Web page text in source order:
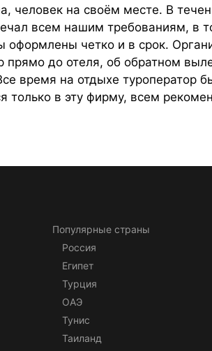
человек на своём месте. В
всем нашим требованиям, в
четко и в срок.
прямо до отеля, об обратном
время на отдыхе туроператор
только в эту фирму, всем
Популярные страны
Россия
Египет
Турция
ОАЭ
Тунис
Таиланд